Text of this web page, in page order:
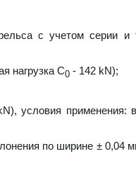
с учетом серии и
нагрузка С0 - 142 kN);
условия применения:
по ширине ± 0,04